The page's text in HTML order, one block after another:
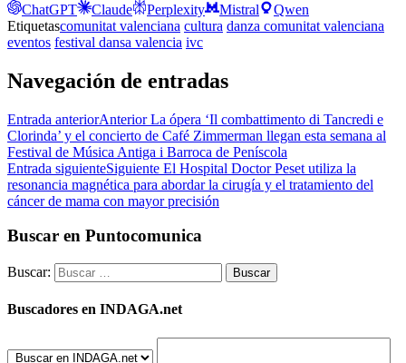
ChatGPT
Claude Perplexity Mistral
Qwen
Etiquetascomunitat valenciana cultura danza comunitat valenciana
eventos festival dansa valencia ivc
Navegación de entradas
Entrada anteriorAnterior La ópera ‘Il combattimento di Tancredi e
Clorinda’ y el concierto de Café Zimmerman llegan esta semana al
Festival de Música Antiga i Barroca de Peníscola
Entrada siguienteSiguiente El Hospital Doctor Peset utiliza la
resonancia magnética para abordar la cirugía y el tratamiento del
cáncer de mama con mayor precisión
Buscar en Puntocomunica
Buscar:
Buscadores en INDAGA.net